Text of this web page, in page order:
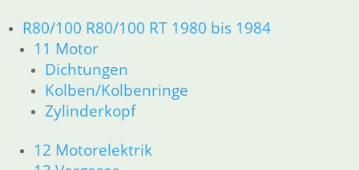
R80/100 R80/100 RT 1980 bis 1984
11 Motor
Dichtungen
Kolben/Kolbenringe
Zylinderkopf
12 Motorelektrik
23 Getriebe
31 Telegabel
32 Lenkung
33 Antrieb
34 Bremsen
46 Rahmen & Verkleidung